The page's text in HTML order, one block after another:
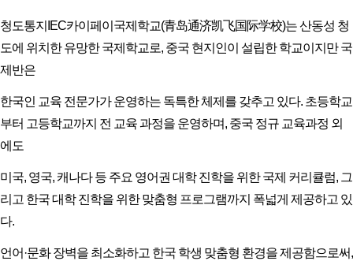
청도통지IEC카이페이국제학교(青岛通济凯飞国际学校)는 산동성 청
도에 위치한 유망한 국제학교로, 중국 현지인이 설립한 학교이지만 국
제반은
한국인 교육 전문가가 운영하는 독특한 체제를 갖추고 있다. 초등학교
부터 고등학교까지 전 교육 과정을 운영하며, 중국 정규 교육과정 외
에도
미국, 영국, 캐나다 등 주요 영어권 대학 진학을 위한 국제 커리큘럼, 그
리고 한국 대학 진학을 위한 맞춤형 프로그램까지 폭넓게 제공하고 있
다.
언어·문화 장벽을 최소화하고 한국 학생 맞춤형 환경을 제공함으로써,